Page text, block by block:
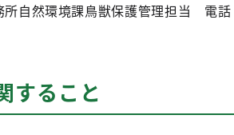
所自然環境課鳥獣保護管理担当 電
すること